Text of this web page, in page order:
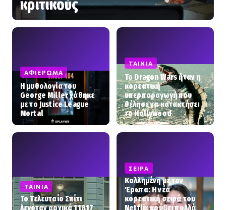
κριτικούς
ΑΦΙΈΡΩΜΑ
Η μυθολογία του
George Miller χάθηκε
με το Justice League
Mortal
ΤΑΙΝΊΑ
Το Dragon Wars ήταν η
κορεατική
υπερπαραγωγή που
θέλησε να κατακτήσει
το Hollywood
ΤΑΙΝΊΑ
Το Τελευταίο Σπίτι
λεγόταν αρχικά 11817
ΣΕΙΡΆ
Κολλημένη με τον
Έρωτα: Η νέα
κορεατική σειρά του
Netflix κρύβει πολλά